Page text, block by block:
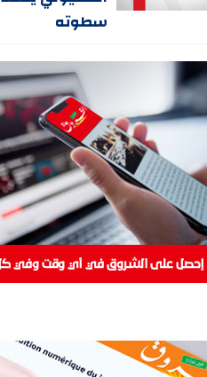
سطوته